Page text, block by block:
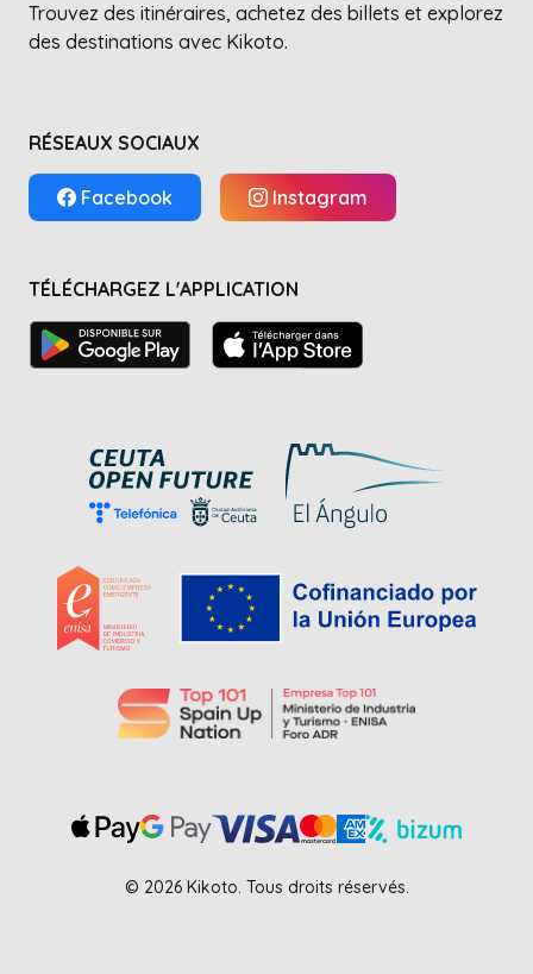
Trouvez des itinéraires, achetez des billets et explorez
des destinations avec Kikoto.
RÉSEAUX SOCIAUX
Facebook Instagram
TÉLÉCHARGEZ L'APPLICATION
© 2026 Kikoto. Tous droits réservés.